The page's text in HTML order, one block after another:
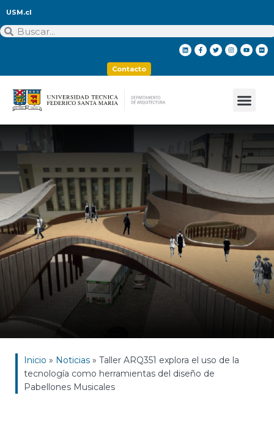
USM.cl
Contacto
Inicio » Noticias » Taller ARQ351 explora el uso de la
tecnología como herramientas del diseño de
Pabellones Musicales